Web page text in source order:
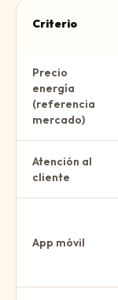
Criterio
Precio
energía
(referencia
mercado)
Atención al
cliente
App móvil